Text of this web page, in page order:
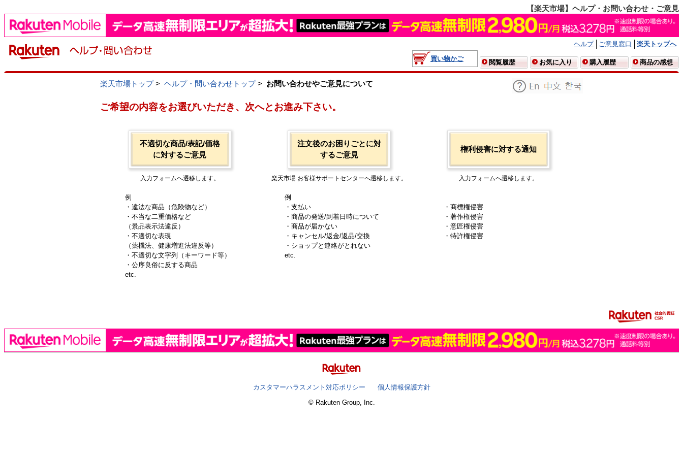
【楽天市場】ヘルプ・お問い合わせ・ご意見
ヘルプ ご意見窓口
楽天トップへ
買い物かご
閲覧履歴 お気に入り 購入履歴 商品の感想
楽天市場トップ> ヘルプ・問い合わせトップ> お問い合わせやご意見について
ご希望の内容をお選びいただき、次へとお進み下さい。
不適切な商品/表記/価格
に対するご意見
入力フォームへ遷移します。
例
・違法な商品（危険物など）
・不当な二重価格など
（景品表示法違反）
・不適切な表現
（薬機法、健康増進法違反等）
・不適切な文字列（キーワード等）
・公序良俗に反する商品
etc.
注文後のお困りごとに対
するご意見
楽天市場 お客様サポートセンターへ遷移します。
例
・支払い
・商品の発送/到着日時について
・商品が届かない
・キャンセル/返金/返品/交換
・ショップと連絡がとれない
etc.
権利侵害に対する通知
入力フォームへ遷移します。
・商標権侵害
・著作権侵害
・意匠権侵害
・特許権侵害
カスタマーハラスメント対応ポリシー
個人情報保護方針
© Rakuten Group, Inc.